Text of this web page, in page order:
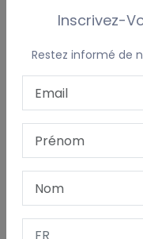
cuillère en bois
durable et
Infos
Gravure en1 seule
Textes et prénoms
Pour les logos, vous
tirer) pour
Idéal pour les
Inscrivez-
Restez informé de